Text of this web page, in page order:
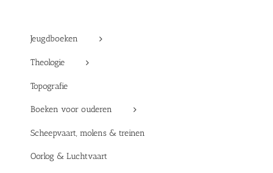
Jeugdboeken
Theologie
Topografie
Boeken voor ouderen
Scheepvaart, molens & treinen
Oorlog & Luchtvaart